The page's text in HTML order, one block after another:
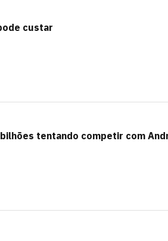
custar
tentando competir com